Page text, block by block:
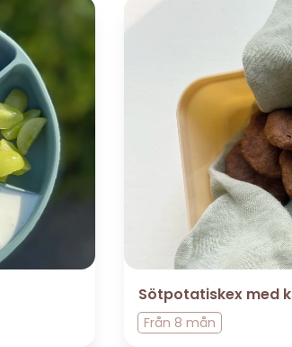
Sötpotatiskex med
Från 8 mån